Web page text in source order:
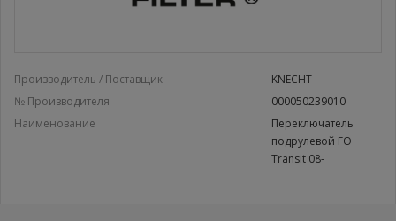
Производитель / Поставщик
KNECHT
№ Производителя
000050239010
Наименование
Переключатель
подрулевой FO
Transit 08-